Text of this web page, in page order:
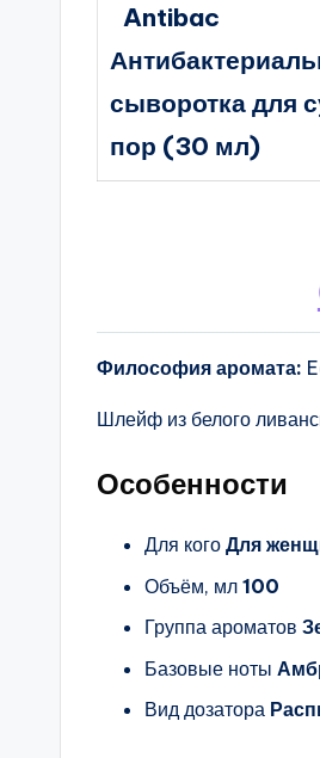
Antibac
сыворотка для
пор (30 мл)
Философия аромата:
Шлейф из белого
Особенности
Для кого Для
Объём, мл 100
Группа ароматов
Базовые ноты
Вид дозатора